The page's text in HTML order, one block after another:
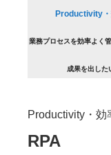
Productivity
業務プロセスを効率よく
成果を出した
Productivity・効
RPA